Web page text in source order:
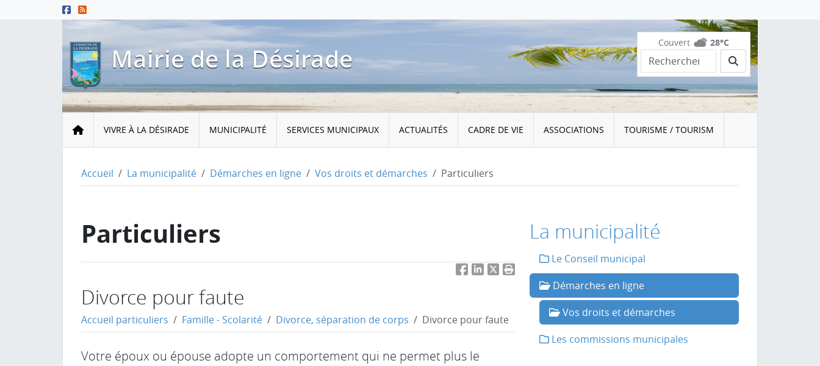
Menu principal
Contenu principal
Mairie de la Désirade
Couvert 28°C
Rechercher
AccueilVIVRE À LA DÉSIRADE MUNICIPALITÉ SERVICES MUNICIPAUX ACTUALITÉS CADRE DE VIE ASSOCIATIONS TOURISME / TOURISM
Accueil La municipalité Démarches en ligne Vos droits et démarches Particuliers
Particuliers
FacebookLinkedIn
TwitterImprimer la page
Divorce pour faute
Accueil particuliers Famille - Scolarité Divorce, séparation de corps Divorce pour faute
Votre époux ou épouse adopte un comportement qui ne permet plus le
La municipalité
Le Conseil municipal
Démarches en ligne
Vos droits et démarches
Les commissions municipales